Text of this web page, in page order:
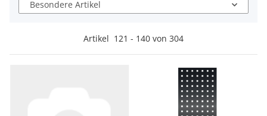
Besondere Artikel
Artikel 121 - 140 von 304